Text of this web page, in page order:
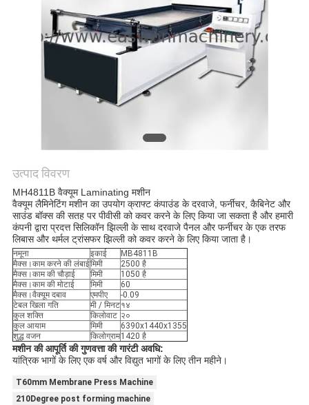
PRIVACY
POLICY
उत्पाद विवरण
MH4811B वैक्यूम Laminating मशीन
वैक्यूम लैमिनेटिंग मशीन का उपयोग क्राफ्ट कंपाउंड के दरवाजे, फर्नीचर, कैबिनेट और
साउंड बॉक्स की सतह पर पीवीसी को कवर करने के लिए किया जा सकता है और हमारी
कंपनी द्वारा प्रदत्त सिलिकॉन झिल्ली के साथ दरवाजे पैनल और फर्नीचर के एक तरफ
लिबास और थर्मल ट्रांसफर झिल्ली को कवर करने के लिए किया जाता है।
नमूना इकाई
MB4811B
मैक्स।काम करने की लंबाईमिमी
2500 है
मैक्स।काम की चौड़ाई
मिमी
1050 है
मैक्स।काम की मोटाई
मिमी
60
मैक्स।वैक्यूम दबाव
एमपीए
-0.09
टेबल खिला गति
मी / मिनट१४
कुल शक्ति
किलोवाट २०
कुल आयाम
मिमी
6390x1440x1355
शुद्ध वजन
किलोग्राम1420 है
मशीन की आपूर्ति की गुणवत्ता की गारंटी अवधि:
यांत्रिक भागों के लिए एक वर्ष और विद्युत भागों के लिए तीन महीने।
T60mm Membrane Press Machine
210Degree post forming machine